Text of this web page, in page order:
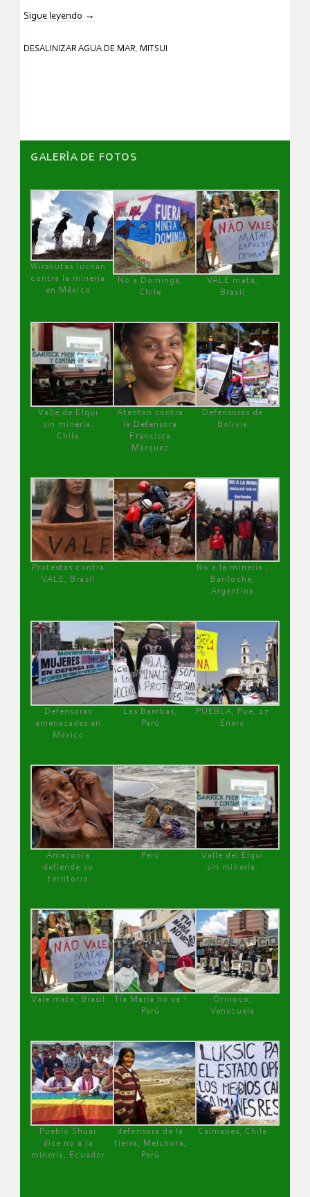
Sigue leyendo →
DESALINIZAR AGUA DE MAR, MITSUI
GALERÌA DE FOTOS
Wirakutas luchan
contra la minería
en México
No a Dominga,
Chile
VALE mata,
Brasil
Valle de Elqui
sin minería.
Chile
Atentan contra
la Defensora
Francisca
Márquez
Defensoras de
Bolivia
Protestas contra
VALE, Brasil
No a la minería ,
Bariloche,
Argentina
Defensoras
amenazadas en
México
Las Bambas,
Perú
PUEBLA, Pue, 27
Enero
Amazonía
defiende su
territorio
Perú
Valle del Elqui
sin minería.
Vale mata, Brasil
Tía María no va !
Perú
Orinoco,
Venezuela
Pueblo Shuar
dice no a la
minería, Ecuador
defensora de la
tierra, Melchora,
Perú
Caimanes, Chile